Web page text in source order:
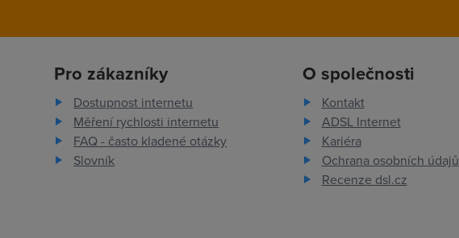
Pro zákazníky
Dostupnost internetu
Měření rychlosti internetu
FAQ - často kladené otázky
Slovník
O společnosti
Kontakt
ADSL Internet
Kariéra
Ochrana osobních údajů
Recenze dsl.cz